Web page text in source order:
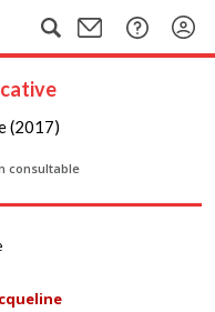
(2017)
consultable